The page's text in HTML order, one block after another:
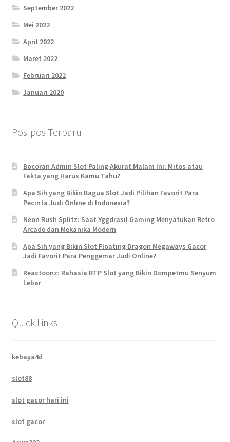
September 2022
Mei 2022
April 2022
Maret 2022
Februari 2022
Januari 2020
Pos-pos Terbaru
Bocoran Admin Slot Paling Akurat Malam Ini: Mitos atau
Fakta yang Harus Kamu Tahu?
Apa Sih yang Bikin Bagua Slot Jadi Pilihan Favorit Para
Pecinta Judi Online di Indonesia?
Neon Rush Splitz: Saat Yggdrasil Gaming Menyatukan Retro
Arcade dan Mekanika Modern
Apa Sih yang Bikin Slot Floating Dragon Megaways Gacor
Jadi Favorit Para Penggemar Judi Online?
Reactoonz: Rahasia RTP Slot yang Bikin Dompetmu Senyum
Lebar
Quick Links
kebaya4d
slot88
slot gacor hari ini
slot gacor